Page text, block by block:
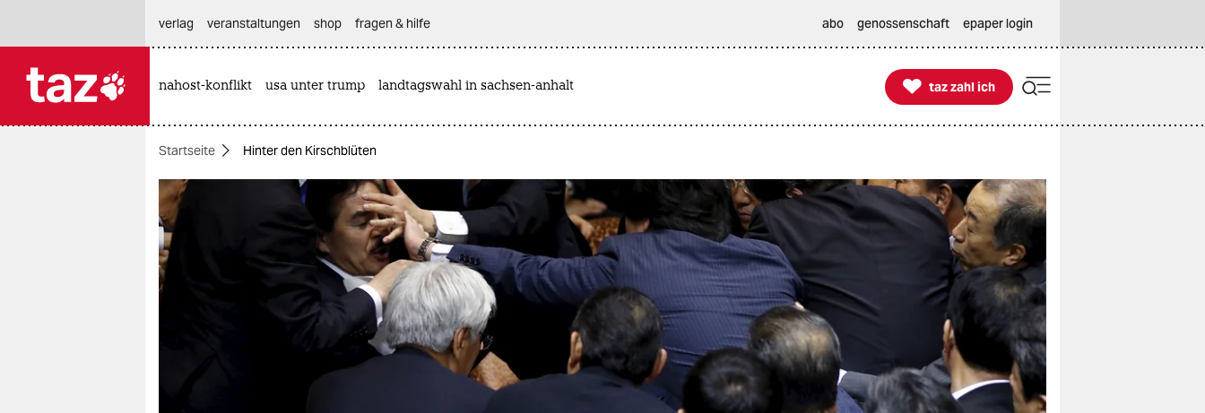
themen
politik
öko
gesellschaft
verlag
veranstaltungen shop fragen & hilfe abo genossenschaft epaper login
nahost-konflikt usa unter trump landtagswahl in sachsen-anhalt 
taz zahl ich
taz zahl ich
Startseite Hinter den Kirschblüten